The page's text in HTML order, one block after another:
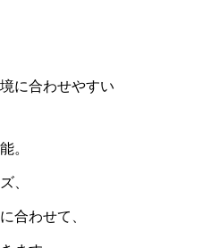
に合わせやすい
。
、
合わせて、